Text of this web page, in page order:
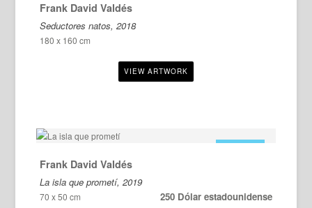
Frank David Valdés
Seductores natos, 2018
180 x 160 cm
Frank David Valdés
La isla que prometí, 2019
70 x 50 cm 250 Dólar estadounidense